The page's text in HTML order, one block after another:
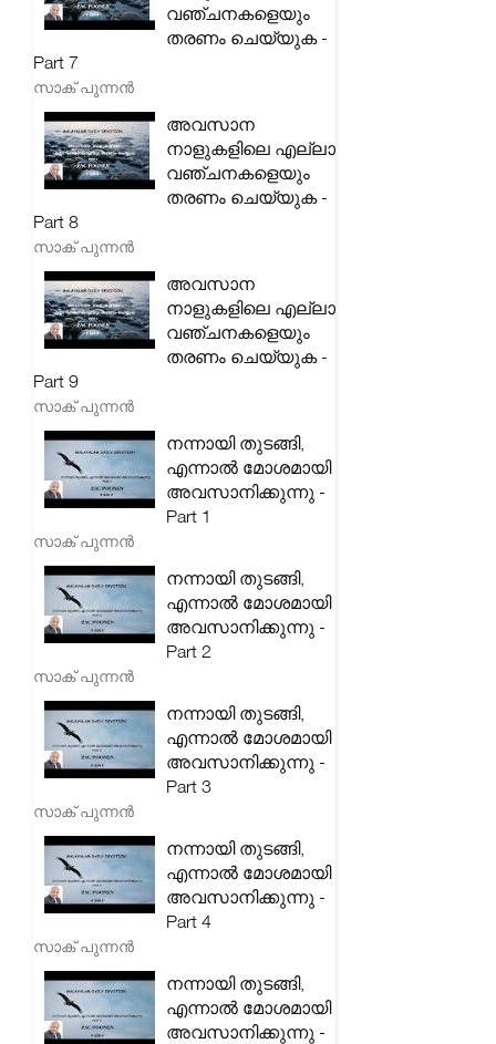
വഞ്ചനകളെയും
തരണം ചെയ്യുക -
Part 7
സാക് പുന്നൻ
അവസാന
നാളുകളിലെ എല്ലാ
വഞ്ചനകളെയും
തരണം ചെയ്യുക -
Part 8
സാക് പുന്നൻ
അവസാന
നാളുകളിലെ എല്ലാ
വഞ്ചനകളെയും
തരണം ചെയ്യുക -
Part 9
സാക് പുന്നൻ
നന്നായി തുടങ്ങി,
എന്നാൽ മോശമായി
അവസാനിക്കുന്നു -
Part 1
സാക് പുന്നൻ
നന്നായി തുടങ്ങി,
എന്നാൽ മോശമായി
അവസാനിക്കുന്നു -
Part 2
സാക് പുന്നൻ
നന്നായി തുടങ്ങി,
എന്നാൽ മോശമായി
അവസാനിക്കുന്നു -
Part 3
സാക് പുന്നൻ
നന്നായി തുടങ്ങി,
എന്നാൽ മോശമായി
അവസാനിക്കുന്നു -
Part 4
സാക് പുന്നൻ
നന്നായി തുടങ്ങി,
എന്നാൽ മോശമായി
അവസാനിക്കുന്നു -